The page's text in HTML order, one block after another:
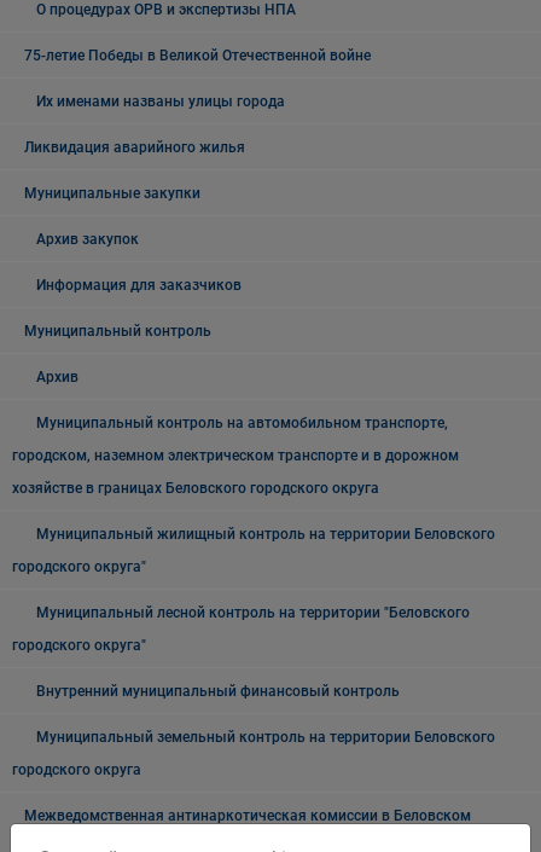
О процедурах ОРВ и экспертизы НПА
75-летие Победы в Великой Отечественной войне
Их именами названы улицы города
Ликвидация аварийного жилья
Муниципальные закупки
Архив закупок
Информация для заказчиков
Муниципальный контроль
Архив
Муниципальный контроль на автомобильном транспорте,
городском, наземном электрическом транспорте и в дорожном
хозяйстве в границах Беловского городского округа
Муниципальный жилищный контроль на территории Беловского
городского округа"
Муниципальный лесной контроль на территории "Беловского
городского округа"
Внутренний муниципальный финансовый контроль
Муниципальный земельный контроль на территории Беловского
городского округа
Межведомственная антинаркотическая комиссии в Беловском
городском округе